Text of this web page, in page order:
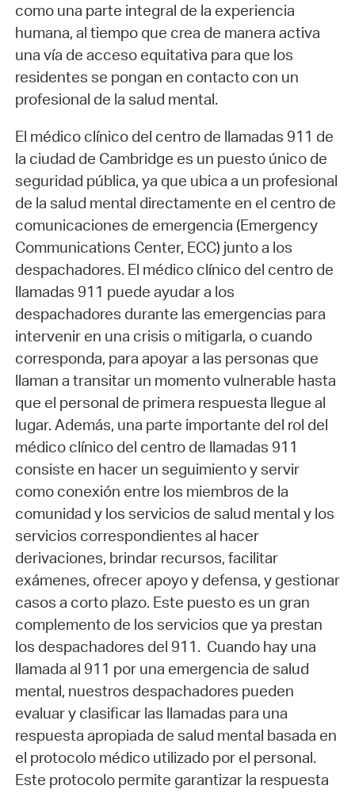
como una parte integral de la experiencia
humana, al tiempo que crea de manera activa
una vía de acceso equitativa para que los
residentes se pongan en contacto con un
profesional de la salud mental.
El médico clínico del centro de llamadas 911 de
la ciudad de Cambridge es un puesto único de
seguridad pública, ya que ubica a un profesional
de la salud mental directamente en el centro de
comunicaciones de emergencia (Emergency
Communications Center, ECC) junto a los
despachadores. El médico clínico del centro de
llamadas 911 puede ayudar a los
despachadores durante las emergencias para
intervenir en una crisis o mitigarla, o cuando
corresponda, para apoyar a las personas que
llaman a transitar un momento vulnerable hasta
que el personal de primera respuesta llegue al
lugar. Además, una parte importante del rol del
médico clínico del centro de llamadas 911
consiste en hacer un seguimiento y servir
como conexión entre los miembros de la
comunidad y los servicios de salud mental y los
servicios correspondientes al hacer
derivaciones, brindar recursos, facilitar
exámenes, ofrecer apoyo y defensa, y gestionar
casos a corto plazo. Este puesto es un gran
complemento de los servicios que ya prestan
los despachadores del 911. Cuando hay una
llamada al 911 por una emergencia de salud
mental, nuestros despachadores pueden
evaluar y clasificar las llamadas para una
respuesta apropiada de salud mental basada en
el protocolo médico utilizado por el personal.
Este protocolo permite garantizar la respuesta